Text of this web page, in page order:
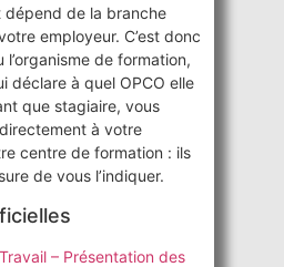
dépend de la branche
employeur. C’est donc
de formation,
déclare à quel OPCO elle
que stagiaire, vous
à votre
centre de formation : ils
de vous l’indiquer.
– Présentation des